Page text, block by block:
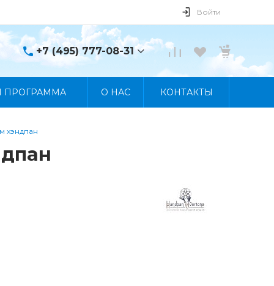
Войти
+7 (495) 777-08-31
+7 (495) 777-08-31
Выходной
ПРОГРАММА О НАС КОНТАКТЫ
хэндпан